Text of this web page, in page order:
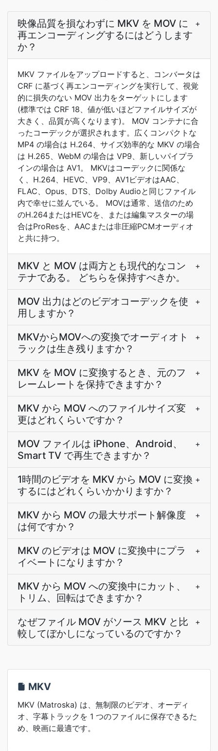
映像品質を損なわずに MKV を MOV に
再エンコーディングするにはどうします
か？
+
MKV ファイルをアップロードすると、コンバータは
CRF に基づく再エンコーディングを実行して、視覚
的に損失のない MOV 出力をターゲットにします
(標準では CRF 18、値が低いほどファイルサイズが
大きく、品質が高くなります)。 MOV コンテナに合
ったコーデックが選択されます。広くコンパクトな
MP4 の場合は H.264、サイズ効率的な MKV の場合
は H.265、WebM の場合は VP9、新しいパイプラ
インの場合は AV1。 MKVはコーデックに関係な
く、H.264、HEVC、VP9、AV1ビデオはAAC、
FLAC、Opus、DTS、Dolby Audioと同じファイル
内で幸せに並んでいる。 MOVは通常、送信のため
のH.264またはHEVCを、または編集マスターの場
合はProResを、AACまたは非圧縮PCMオーディオ
と共に持つ。
MKV と MOV は両方とも現代的なコン
テナである。 どちらを保持すべきか。
+
MOV 出力はどのビデオコーデックを使
用しますか？
+
MKVからMOVへの変換でオーディオト
ラックは生き残りますか？
+
MKV を MOV に変換するとき、元のフ
レームレートを保持できますか？
+
MKV から MOV へのファイルサイズ変
更はどれくらいですか？
+
MOV ファイルは iPhone、Android、
Smart TV で再生できますか？
+
1時間のビデオを MKV から MOV に変換
するにはどれくらいかかりますか？
+
MKV から MOV の最大サポート解像度
は何ですか？
+
MKV のビデオは MOV に変換中にプラ
イベートになりますか？
+
MKV から MOV への変換中にカット、
トリム、回転はできますか？
+
なぜファイル MOV がソース MKV と比
較してぼかしになっているのですか？
+
MKV
MKV (Matroska) は、無制限のビデオ、オーディ
オ、字幕トラックを 1 つのファイルに保存できるた
め、映画に最適です。